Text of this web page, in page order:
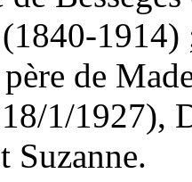
1914)
de
1/1927),